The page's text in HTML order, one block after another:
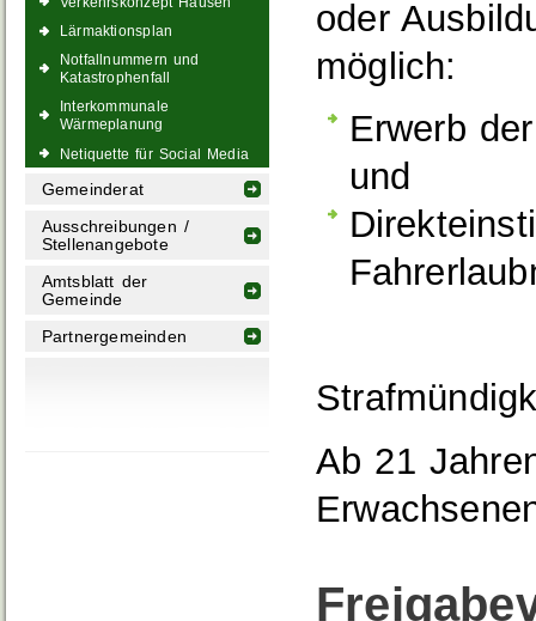
Lärmaktionsplan
Notfallnummern und
Katastrophenfall
Interkommunale
Wärmeplanung
Netiquette für Social Media
Gemeinderat
Ausschreibungen /
Stellenangebote
Amtsblatt der
Gemeinde
Partnergemeinden
oder
möglich:
Erwerb
und
Ab 21